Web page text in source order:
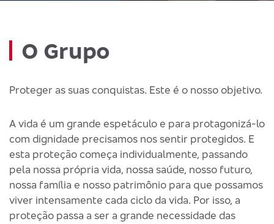
O Grupo
Proteger as suas conquistas. Este é o nosso objetivo.
A vida é um grande espetáculo e para protagonizá-lo
com dignidade precisamos nos sentir protegidos. E
esta proteção começa individualmente, passando
pela nossa própria vida, nossa saúde, nosso futuro,
nossa família e nosso patrimônio para que possamos
viver intensamente cada ciclo da vida. Por isso, a
proteção passa a ser a grande necessidade das